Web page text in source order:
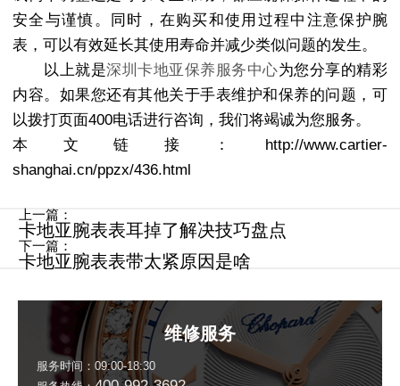
安全与谨慎。同时，在购买和使用过程中注意保护腕
表，可以有效延长其使用寿命并减少类似问题的发生。
以上就是深圳卡地亚保养服务中心为您分享的精彩
内容。如果您还有其他关于手表维护和保养的问题，可
以拨打页面400电话进行咨询，我们将竭诚为您服务。
本文链接：http://www.cartier-
shanghai.cn/ppzx/436.html
上一篇：
卡地亚腕表表耳掉了解决技巧盘点
下一篇：
卡地亚腕表表带太紧原因是啥
维修服务
服务时间：09:00-18:30